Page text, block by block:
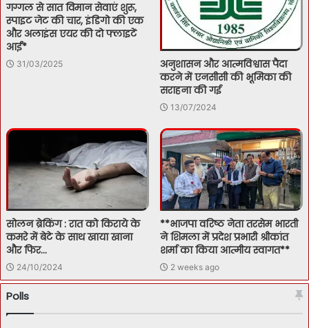
गग्गल से सात विमान सेवाएं शुरू,
स्पाइट जेट की चार, इंडिगो की एक
और अलाइंस एयर की दो फ्लाइटें
आईं*
31/03/2025
अनुशासन और आत्मविश्वास पैदा
करने में एनसीसी की भूमिका की
सराहना की गई
13/07/2024
सोलन ब्रेकिंग : रात को किराये के
कमरे में बेटे के साथ खाया खाना
और फिर…
24/10/2024
**भाजपा वरिष्ठ नेता तरसेम भारती
ने शिमला में प्रदेश प्रभारी श्रीकांत
शर्मा का किया आत्मीय स्वागत**
2 weeks ago
Polls